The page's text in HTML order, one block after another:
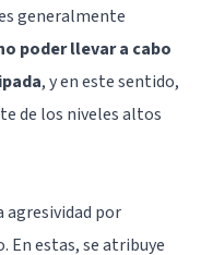
generalmente
poder llevar a cabo
, y en este sentido,
de los niveles altos
agresividad por
En estas, se atribuye